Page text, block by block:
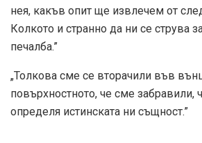
нея, какъв опит ще извлечем от
Колкото и странно да ни се струва
печалба.”
„Толкова сме се вторачили във
повърхностното, че сме забравили,
определя истинската ни същност.”